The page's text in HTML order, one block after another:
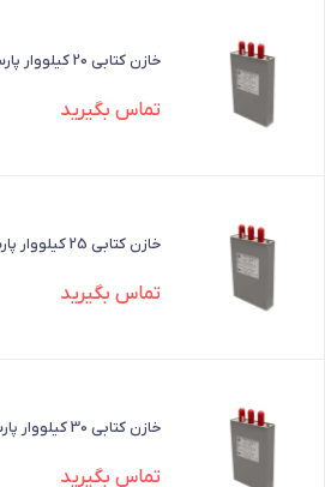
خازن کتابی 20 کیلووار پارس فانال PFCA-SMB45
تماس بگیرید
خازن کتابی 25 کیلووار پارس فانال PFCA-SMB45
تماس بگیرید
خازن کتابی 30 کیلووار پارس فانال PFCA-SMB45
تماس بگیرید